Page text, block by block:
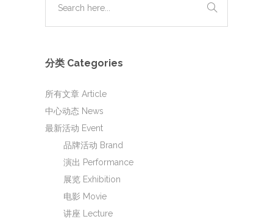
分类 Categories
所有文章 Article
中心动态 News
最新活动 Event
品牌活动 Brand
演出 Performance
展览 Exhibition
电影 Movie
讲座 Lecture